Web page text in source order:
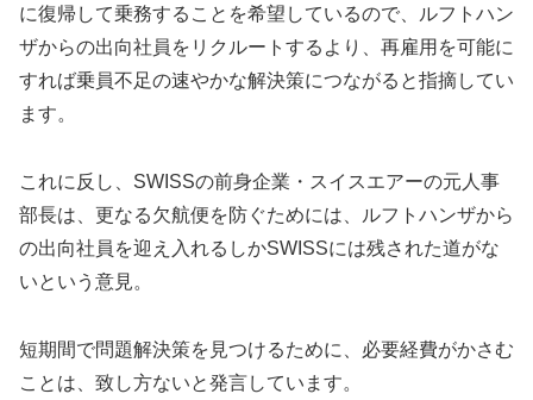
に復帰して乗務することを希望しているので、ルフトハン
ザからの出向社員をリクルートするより、再雇用を可能に
すれば乗員不足の速やかな解決策につながると指摘してい
ます。
これに反し、SWISSの前身企業・スイスエアーの元人事
部長は、更なる欠航便を防ぐためには、ルフトハンザから
の出向社員を迎え入れるしかSWISSには残された道がな
いという意見。
短期間で問題解決策を見つけるために、必要経費がかさむ
ことは、致し方ないと発言しています。